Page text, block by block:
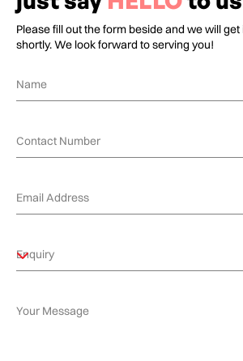
Please fill out the form beside and we will
shortly. We look forward to serving you!